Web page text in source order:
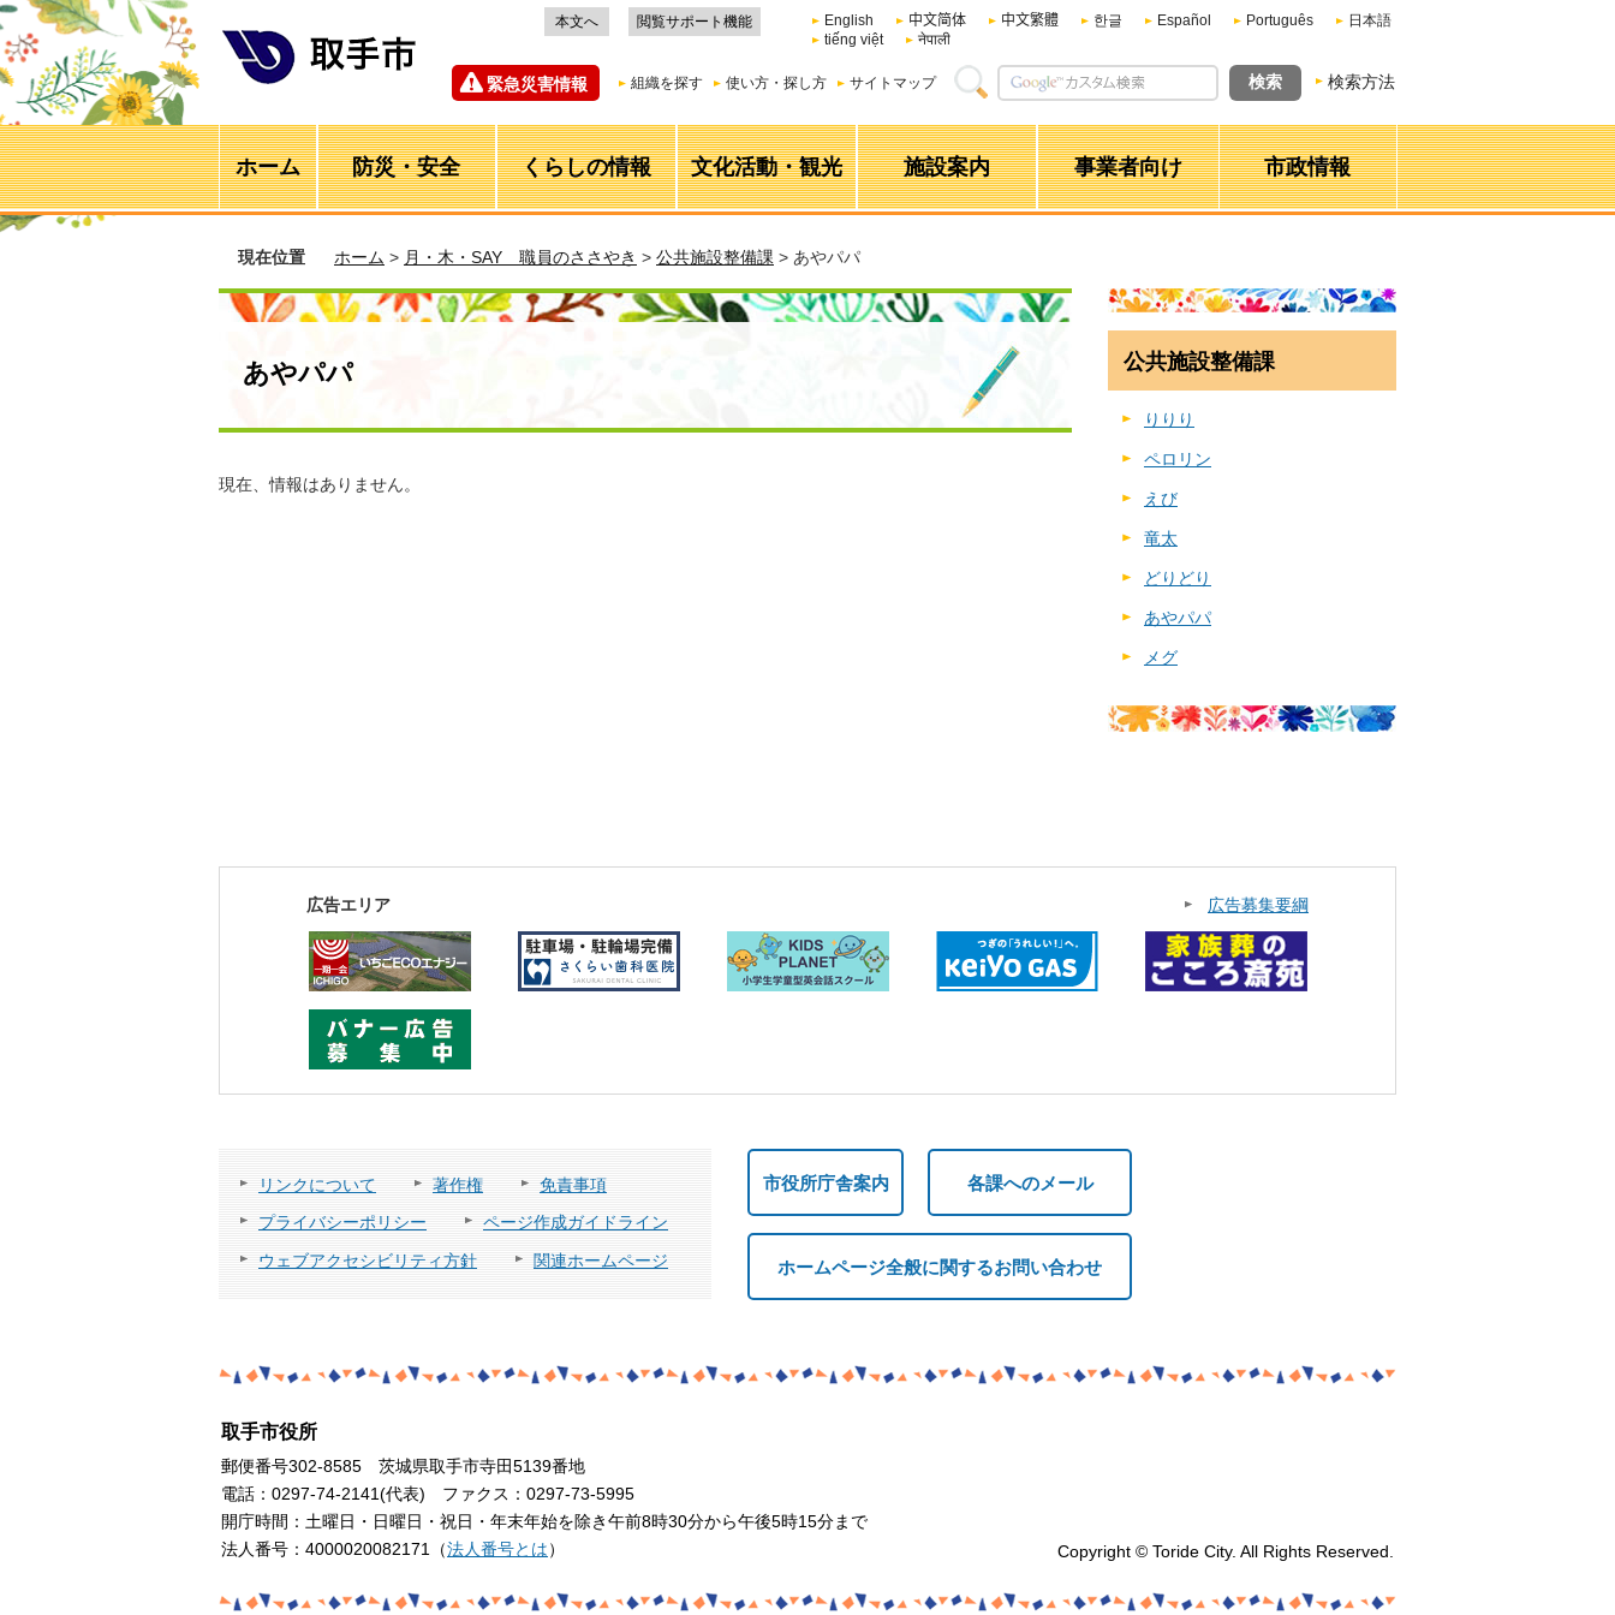
本文へ 閲覧サポート機能 English 中文简体 中文繁體 한글 Español Português
日本語
tiếng việt
नेपाली
緊急災害情報 組織を探す 使い方・探し方 サイトマップ 検索方法
ホーム 防災・安全 くらしの情報 文化活動・観光 施設案内 事業者向け 市政情報
現在位置 ホーム > 月・木・SAY 職員のささやき > 公共施設整備課 > あやパパ
あやパパ
現在、情報はありません。
公共施設整備課
りりり
ペロリン
えび
竜太
どりどり
あやパパ
メグ
広告エリア 広告募集要綱
リンクについて 著作権
免責事項
プライバシーポリシー
ページ作成ガイドライン
ウェブアクセシビリティ方針
関連ホームページ
市役所庁舎案内 各課へのメール
ホームページ全般に関するお問い合わせ
取手市役所
郵便番号302-8585 茨城県取手市寺田5139番地
電話：0297-74-2141(代表) ファクス：0297-73-5995
開庁時間：土曜日・日曜日・祝日・年末年始を除き午前8時30分から午後5時15分まで
法人番号：4000020082171（法人番号とは） Copyright © Toride City. All Rights Reserved.